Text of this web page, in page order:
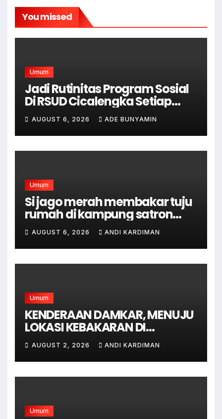
You missed
Umum
Jadi Rutinitas Program Sosial
Di RSUD Cicalengka Setiap
Bulan Gelar Sunatan Massal
Bagi Masyarakat Tidak
Mampu
AUGUST 6, 2026 ADE BUNYAMIN
Umum
Si jago merah membakar tuju
rumah di kampung satron
sodonghilir .
AUGUST 6, 2026 ANDI KARDIMAN
Umum
KENDERAAN DAMKAR, MENUJU
LOKASI KEBAKARAN DI
JAGAKARSA JAKARTA
SELATAN
AUGUST 2, 2026 ANDI KARDIMAN
Umum